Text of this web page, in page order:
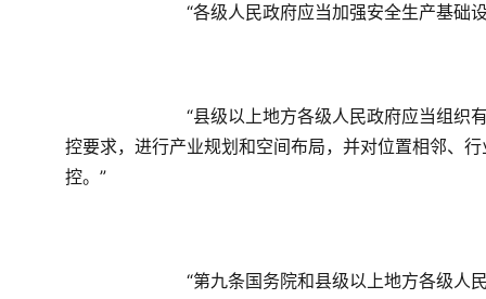
“各级人民政府应当加强安全生产基础
“县级以上地方各级人民政府应当组织
控要求，进行产业规划和空间布局，并对位置相邻、
控。”
“第九条国务院和县级以上地方各级人